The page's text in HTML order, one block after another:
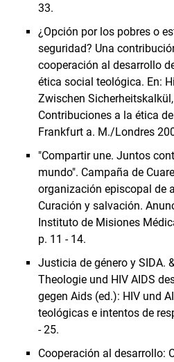
33.
¿Opción por los pobres o
seguridad? Una
cooperación al desarrollo
ética social teológica. En:
Zwischen
Contribuciones a la ética
Frankfurt a. M./Londres
"Compartir une. Juntos
mundo". Campaña de
organización episcopal de
Curación y salvación.
Instituto de Misiones
p. 11 - 14.
Justicia de género y SIDA.
Theologie und HIV AIDS
gegen Aids (ed.): HIV und
teológicas e intentos de
- 25.
Cooperación al desarrollo: